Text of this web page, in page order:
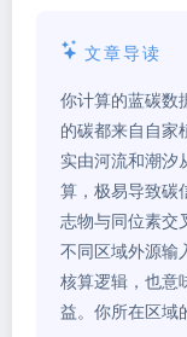
文章导读
你计算的蓝碳数
的碳都来自自家
实由河流和潮汐
算，极易导致碳
志物与同位素交
不同区域外源输
核算逻辑，也意
益。你所在区域